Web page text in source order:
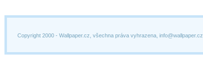
Copyright 2000 - Wallpaper.cz, všechna práva vyhrazena, info@wallpaper.cz